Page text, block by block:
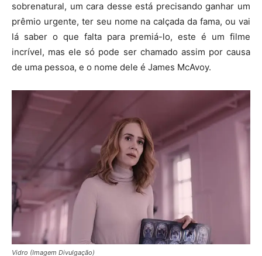
sobrenatural, um cara desse está precisando ganhar um
prêmio urgente, ter seu nome na calçada da fama, ou vai
lá saber o que falta para premiá-lo, este é um filme
incrível, mas ele só pode ser chamado assim por causa
de uma pessoa, e o nome dele é James McAvoy.
Vidro (Imagem Divulgação)